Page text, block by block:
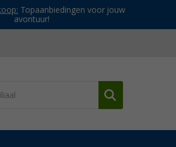
Topaanbiedingen voor jouw
avontuur!